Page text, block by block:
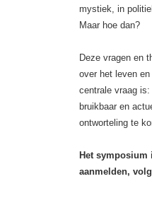
mystiek, in
Maar hoe dan?
Deze vragen en
over het leven
centrale vraag
bruikbaar en
ontworteling te
Het symposium
aanmelden,